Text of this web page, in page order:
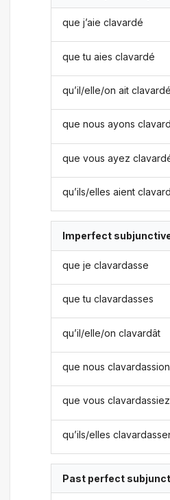
que j’aie clavardé
que tu aies clavardé
qu’il/elle/on ait clavardé
que nous ayons
que vous ayez
qu’ils/elles aient
Imperfect
que je clavardasse
que tu clavardasses
qu’il/elle/on clavardât
que nous
que vous clavardassiez
qu’ils/elles
Past perfect